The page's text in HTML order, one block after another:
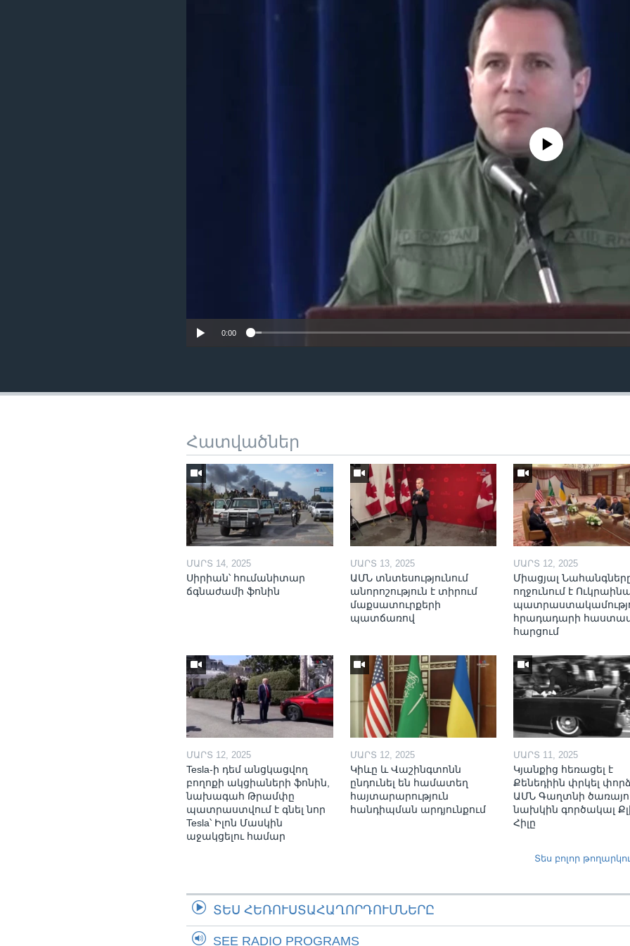
No media source currently
0:00
Հատվածներ
ՄԱՐՏ 14, 2025
Սիրիան՝ հումանիտար
ճգնաժամի ֆոնին
ՄԱՐՏ 13, 2025
ԱՄՆ տնտեսությունում
անորոշություն է տիրում
մաքսատուրքերի
պատճառով
ՄԱՐՏ 12, 2025
Միացյալ
ողջունում է
հրադադարի
հարցում
ՄԱՐՏ 12, 2025
Tesla-ի դեմ անցկացվող
բողոքի ակցիաների ֆոնին,
նախագահ Թրամփը
պատրաստվում է գնել նոր
Tesla՝ Իլոն Մասկին
աջակցելու համար
ՄԱՐՏ 12, 2025
Կիևը և Վաշինգտոնն
ընդունել են համատեղ
հայտարարություն
հանդիպման արդյունքում
ՄԱՐՏ 11, 2025
Կյանքից հեռացել է
Քենեդիին փրկել
ԱՄՆ Գաղտնի
նախկին գործակալ
Հիլը
Տես բոլոր
ՏԵՍ ՀԵՌՈՒՍՏԱՀԱՂՈՐԴՈՒՄՆԵՐԸ
SEE RADIO PROGRAMS